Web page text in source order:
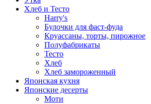
Хлеб и Тесто
Harry's
Булочки для фаст-фуда
Круассаны, торты, пирожное
Полуфабрикаты
Тесто
Хлеб
Хлеб замороженный
Японская кухня
Японские десерты
Моти